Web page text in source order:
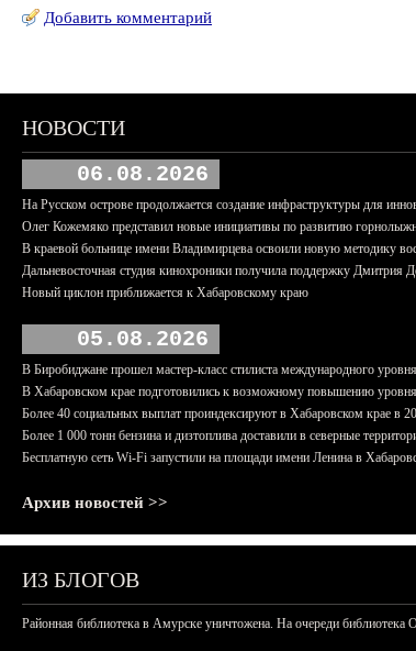
Добавить комментарий
НОВОСТИ
06.08.2026
На Русском острове продолжается создание инфраструктуры для
Олег Кожемяко представил новые инициативы по развитию
В краевой больнице имени Владимирцева освоили новую методику
Дальневосточная студия кинохроники получила поддержку Дмитрия
Новый циклон приближается к Хабаровскому краю
05.08.2026
В Биробиджане прошел мастер-класс стилиста международного
В Хабаровском крае подготовились к возможному повышению
Более 40 социальных выплат проиндексируют в Хабаровском крае в
Более 1 000 тонн бензина и дизтоплива доставили в северные
Бесплатную сеть Wi-Fi запустили на площади имени Ленина в
Архив новостей >>
ИЗ БЛОГОВ
Районная библиотека в Амурске уничтожена. На очереди библиотека